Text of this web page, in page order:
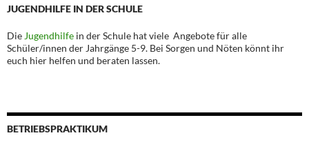
JUGENDHILFE IN DER SCHULE
Die Jugendhilfe in der Schule hat viele Angebote für alle
Schüler/innen der Jahrgänge 5-9. Bei Sorgen und Nöten könnt ihr
euch hier helfen und beraten lassen.
BETRIEBSPRAKTIKUM